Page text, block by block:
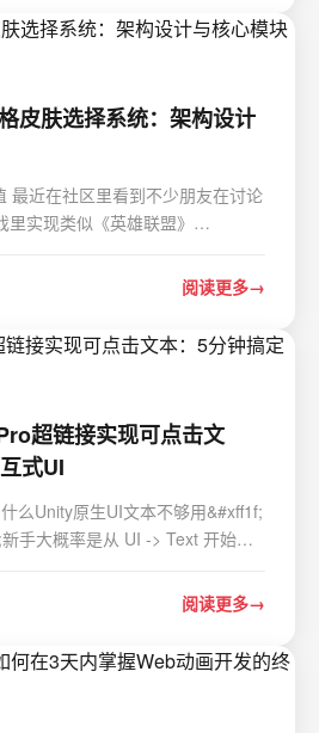
皮肤选择系统：架构设计
最近在社区里看到不少朋友在讨论
实现类似《英雄联盟》
&#xff0c;它远不止是“放几张图片
一个优秀的皮肤选择系统&a…
阅读更多
超链接实现可点击文
式UI
么Unity原生UI文本不够用&#xff1f;
是从 UI -> Text 开始
了。但稍微深入一点&#xff0c;你就
阅读更多